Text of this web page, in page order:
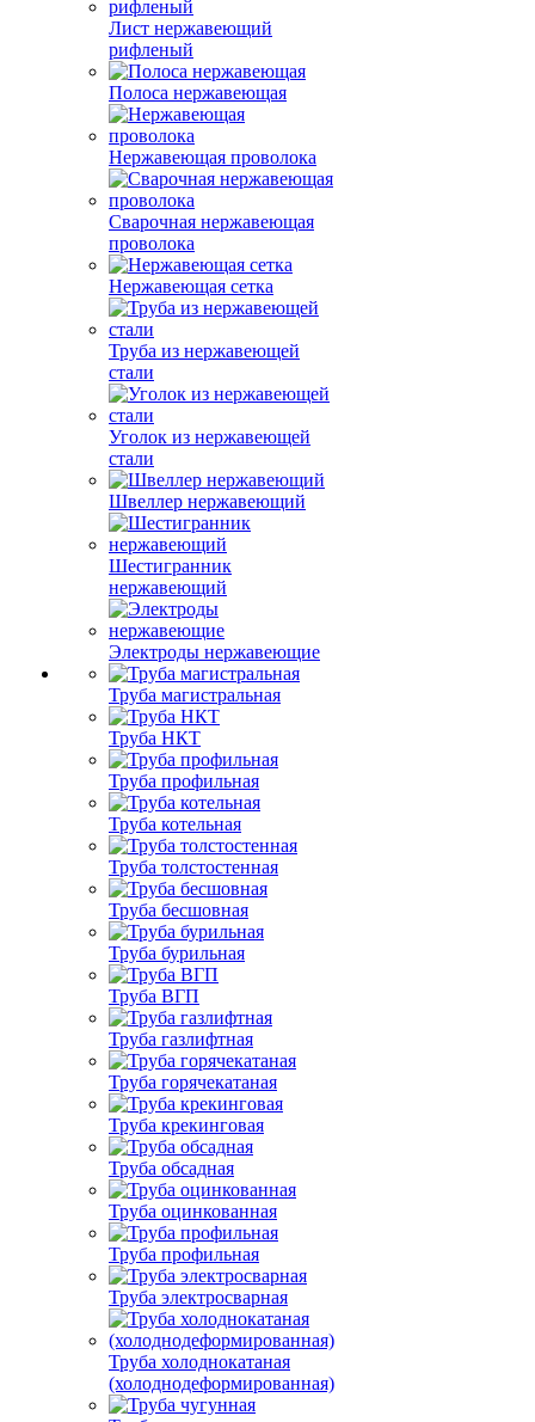
Лист нержавеющий
рифленый
Полоса нержавеющая
Нержавеющая проволока
Сварочная нержавеющая
проволока
Нержавеющая сетка
Труба из нержавеющей
стали
Уголок из нержавеющей
стали
Швеллер нержавеющий
Шестигранник
нержавеющий
Электроды нержавеющие
Труба магистральная
Труба НКТ
Труба профильная
Труба котельная
Труба толстостенная
Труба бесшовная
Труба бурильная
Труба ВГП
Труба газлифтная
Труба горячекатаная
Труба крекинговая
Труба обсадная
Труба оцинкованная
Труба профильная
Труба электросварная
Труба холоднокатаная
(холоднодеформированная)